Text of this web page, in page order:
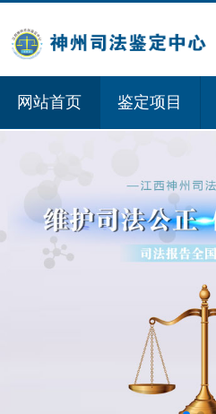
网站首页 鉴定项目